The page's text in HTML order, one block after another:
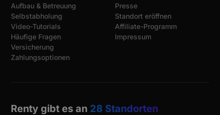
Aufbau & Betreuung
Selbstabholung
Video-Tutorials
Häufige Fragen
Versicherung
Zahlungsoptionen
Presse
Standort eröffnen
Affiliate-Programm
Impressum
Renty gibt es an 28 Standorten